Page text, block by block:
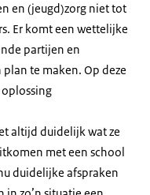
en (jeugd)zorg niet tot
Er komt een wettelijke
partijen en
te maken. Op deze
altijd duidelijk wat ze
met een school
duidelijke afspraken